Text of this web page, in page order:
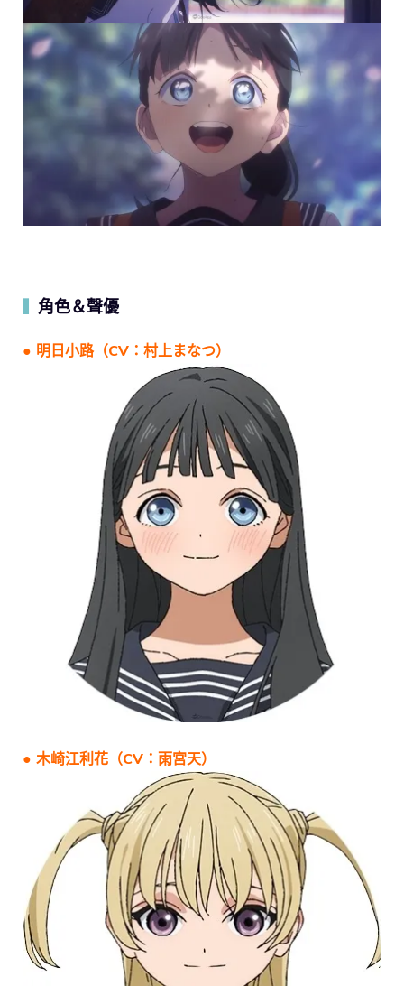
角色＆聲優
● 明日小路（CV：村上まなつ）
● 木崎江利花（CV：雨宮天）